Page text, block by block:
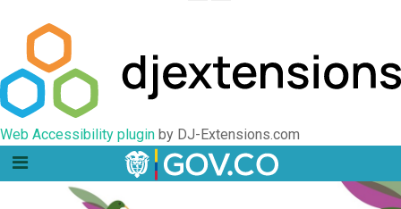
Web Accessibility plugin by DJ-Extensions.com